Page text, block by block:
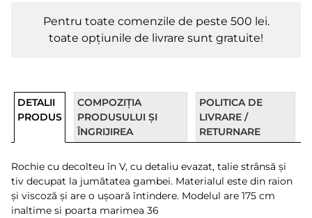
Pentru toate comenzile de peste 500 lei.
toate opțiunile de livrare sunt gratuite!
DETALII
PRODUS
COMPOZIȚIA
PRODUSULUI ȘI
ÎNGRIJIREA
POLITICA DE
LIVRARE /
RETURNARE
Rochie cu decolteu în V, cu detaliu evazat, talie strânsă și
tiv decupat la jumătatea gambei. Materialul este din raion
și viscoză și are o ușoară întindere. Modelul are 175 cm
inaltime si poarta marimea 36